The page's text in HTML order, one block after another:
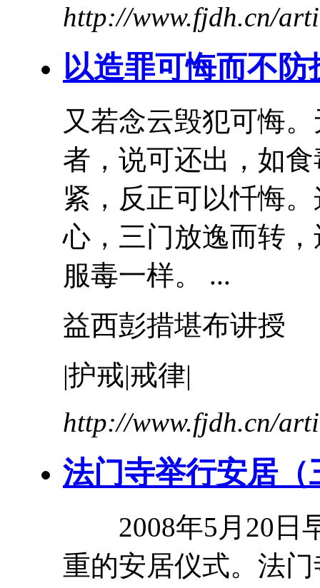
http://www.fjdh.cn/
以造罪可悔而不防
又若念云毁犯可悔
者，说可还出，如
紧，反正可以忏悔
心，三门放逸而转
服毒一样。 ...
益西彭措堪布讲授
|护戒|戒律|
http://www.fjdh.cn/
法门寺举行安居（
2008年5月20日
重的安居仪式。法